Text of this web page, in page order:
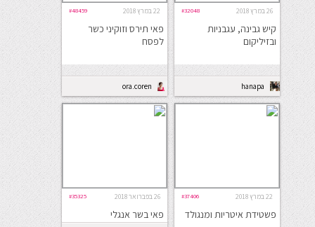
26 במרץ 2018 #32048
קיש גבינה, עגבניות
ובזיליקום
hanapa
22 במרץ 2018 #48459
פאי תירס וזוקיני כשר
לפסח
ora.coren
22 במרץ 2018 #37406
פשטידת איטריות ומנגולד
26 בפברואר 2018 #35325
פאי בשר אנגלי